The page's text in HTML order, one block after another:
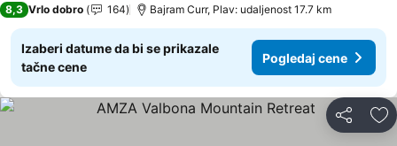
8,3 Vrlo dobro 164 Bajram Curr, Plav: udaljenost 17.7 km
Izaberi datume da bi se prikazale
tačne cene
Pogledaj cene
Deli